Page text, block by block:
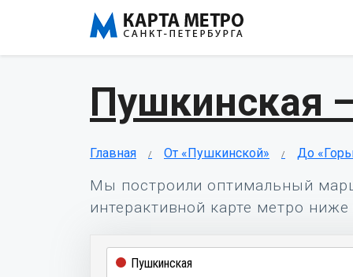
Пушкинская
Главная От «Пушкинской» До
Мы построили оптимальный
интерактивной карте метро